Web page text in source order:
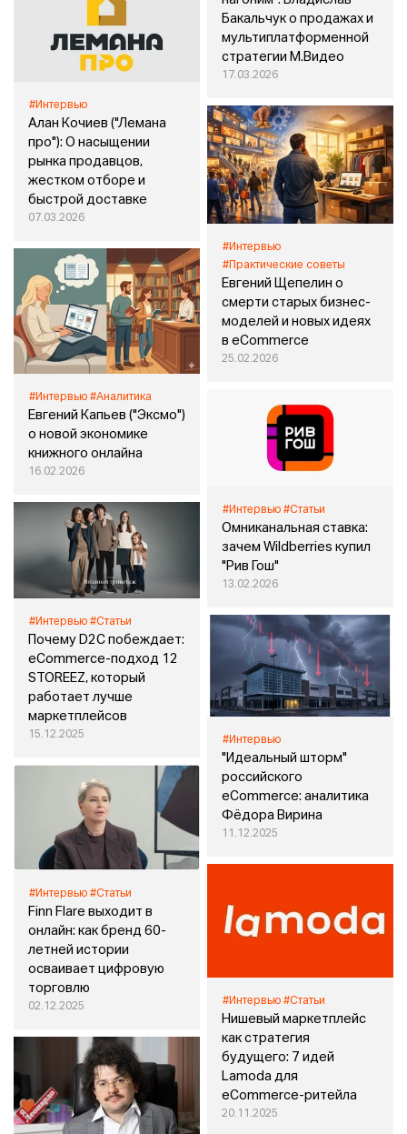
Бакальчук о продажах и
мультиплатформенной
стратегии М.Видео
17.03.2026
#Интервью
Алан Кочиев ("Лемана
про"): О насыщении
рынка продавцов,
жестком отборе и
быстрой доставке
07.03.2026
#Интервью
#Практические советы
Евгений Щепелин о
смерти старых бизнес-
моделей и новых идеях
в eCommerce
25.02.2026
#Интервью #Аналитика
Евгений Капьев ("Эксмо")
о новой экономике
книжного онлайна
16.02.2026
#Интервью #Статьи
Омниканальная ставка:
зачем Wildberries купил
"Рив Гош"
13.02.2026
#Интервью #Статьи
Почему D2C побеждает:
eСommerce-подход 12
STOREEZ, который
работает лучше
маркетплейсов
15.12.2025
#Интервью
"Идеальный шторм"
российского
eСommerce: аналитика
Фёдора Вирина
11.12.2025
#Интервью #Статьи
Finn Flare выходит в
онлайн: как бренд 60-
летней истории
осваивает цифровую
торговлю
02.12.2025 #Интервью #Статьи
Нишевый маркетплейс
как стратегия
будущего: 7 идей
Lamoda для
eCommerce-ритейла
20.11.2025